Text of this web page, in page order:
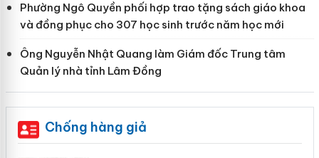
Phường Ngô Quyền phối hợp trao tặng sách giáo khoa
và đồng phục cho 307 học sinh trước năm học mới
Ông Nguyễn Nhật Quang làm Giám đốc Trung tâm
Quản lý nhà tỉnh Lâm Đồng
Chống hàng giả